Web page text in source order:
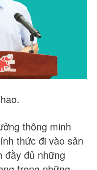
thông minh
thức đi vào sản
đầy đủ những